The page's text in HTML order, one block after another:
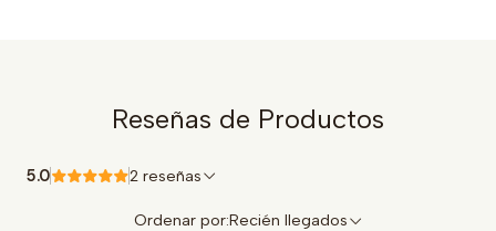
Reseñas de Productos
5.0 2 reseñas
Ordenar por:Recién llegados